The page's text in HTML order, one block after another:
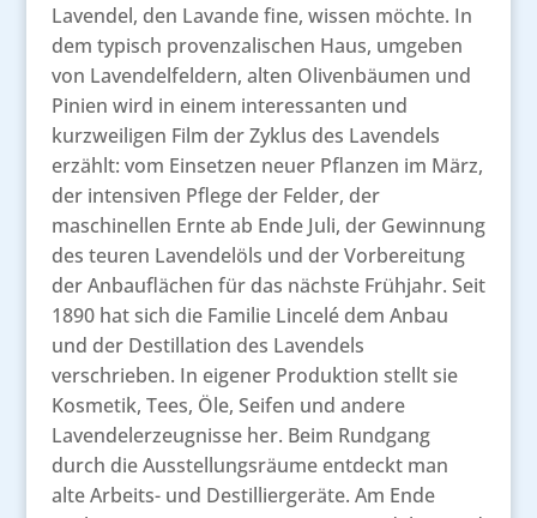
Lavendel, den Lavande fine, wissen möchte. In
dem typisch provenzalischen Haus, umgeben
von Lavendelfeldern, alten Olivenbäumen und
Pinien wird in einem interessanten und
kurzweiligen Film der Zyklus des Lavendels
erzählt: vom Einsetzen neuer Pflanzen im März,
der intensiven Pflege der Felder, der
maschinellen Ernte ab Ende Juli, der Gewinnung
des teuren Lavendelöls und der Vorbereitung
der Anbauflächen für das nächste Frühjahr. Seit
1890 hat sich die Familie Lincelé dem Anbau
und der Destillation des Lavendels
verschrieben. In eigener Produktion stellt sie
Kosmetik, Tees, Öle, Seifen und andere
Lavendelerzeugnisse her. Beim Rundgang
durch die Ausstellungsräume entdeckt man
alte Arbeits- und Destilliergeräte. Am Ende